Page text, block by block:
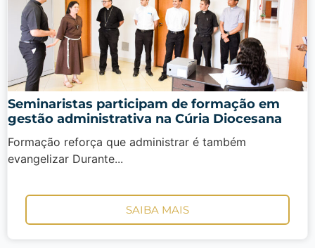
Seminaristas participam de formação em
gestão administrativa na Cúria Diocesana
Formação reforça que administrar é também
evangelizar Durante...
SAIBA MAIS